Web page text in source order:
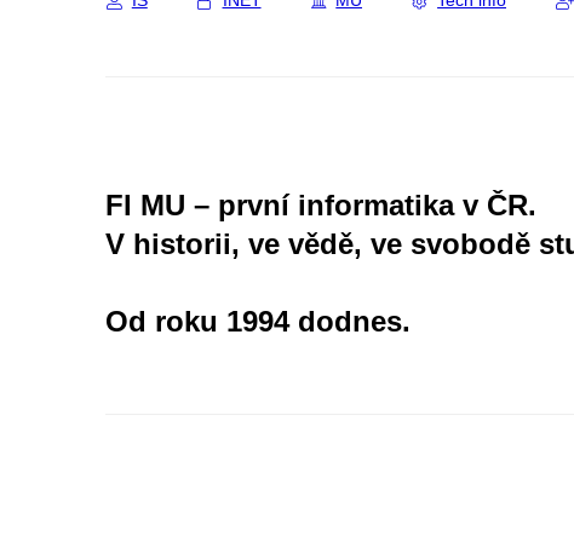
FI MU – první informatika v ČR.
V historii, ve vědě, ve svobodě
Od roku 1994 dodnes.